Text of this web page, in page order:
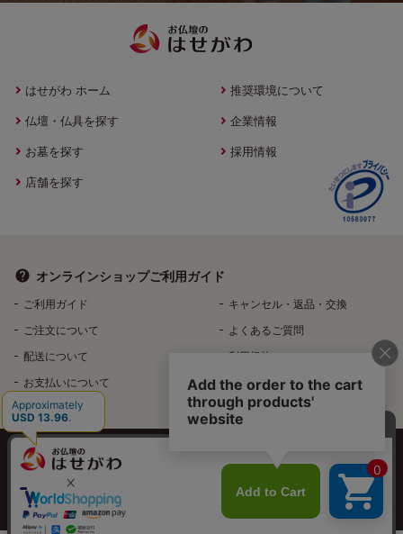
はせがわ ホーム
仏壇・仏具を探す
お墓を探す
店舗を探す
推奨環境について
企業情報
採用情報
オンラインショップご利用ガイド
ご利用ガイド
ご注文について
配送について
お支払いについて
キャンセル・返品・交換
よくあるご質問
利用規約
特定商取引法に基づく表記
個人情報保護方針
特定個人情報などの適正な取扱いに関する基本方針
反社会的勢力排除へ向けた基本方針